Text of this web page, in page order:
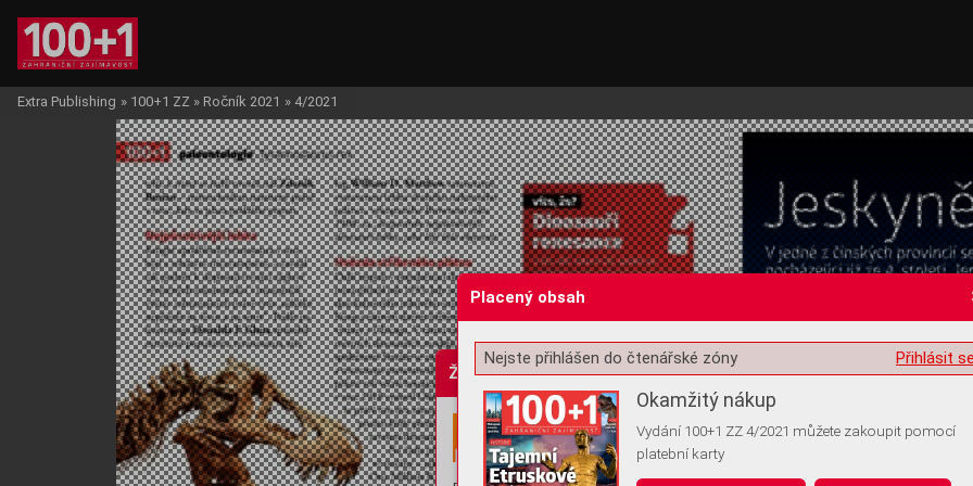
Žádost o souhlas s ukládáním volitelných informací
Extra Publishing » 100+1 ZZ » Ročník 2021 » 4/2021
Placený obsah
Přihlásit
Nejste přihlášen do čtenářské zóny
Okamžitý nákup
Vydání 100+1 ZZ 4/2021 můžete zakoupit pomocí
platební karty